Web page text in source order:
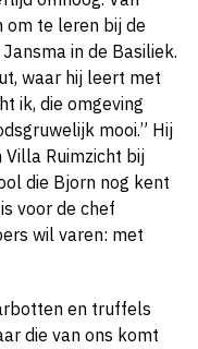
om te leren bij de
in de Basiliek.
waar hij leert met
ik, die omgeving
mooi.” Hij
Ruimzicht bij
die Bjorn nog kent
voor de chef
wil varen: met
en truffels
die van ons komt